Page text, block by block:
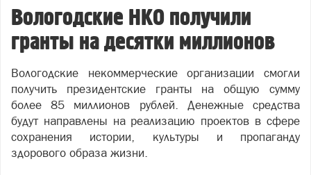
Вологодские НКО получили
гранты на десятки миллионов
Вологодские некоммерческие организации смогли
получить президентские гранты на общую сумму
более 85 миллионов рублей. Денежные средства
будут направлены на реализацию проектов в сфере
сохранения истории, культуры и пропаганду
здорового образа жизни.